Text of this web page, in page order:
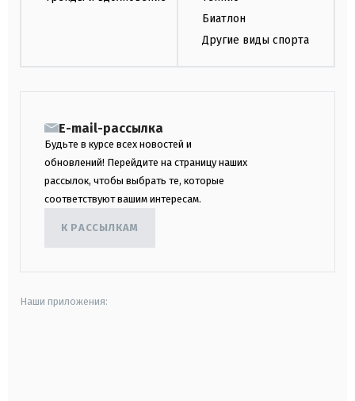
Биатлон
Другие виды спорта
E-mail-рассылка
Будьте в курсе всех новостей и
обновлений! Перейдите на страницу наших
рассылок, чтобы выбрать те, которые
соответствуют вашим интересам.
К РАССЫЛКАМ
Наши приложения: